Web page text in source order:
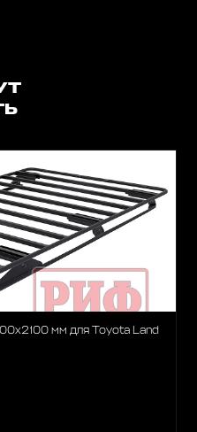
мм для Toyota Land